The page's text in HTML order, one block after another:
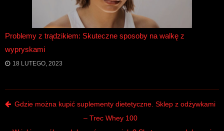
Problemy z trądzikiem: Skuteczne sposoby na walkę z
wypryskami
18 LUTEGO, 2023
Post navigation
Gdzie można kupić suplementy dietetyczne. Sklep z odżywkami
– Trec Whey 100